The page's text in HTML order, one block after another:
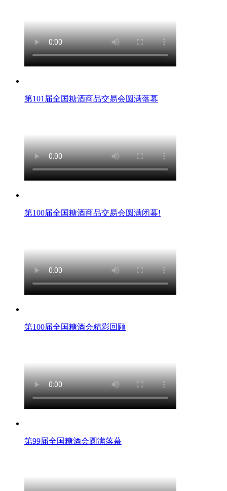
第101届全国糖酒商品交易会圆满落幕
第100届全国糖酒商品交易会圆满闭幕!
第100届全国糖酒会精彩回顾
第99届全国糖酒会圆满落幕